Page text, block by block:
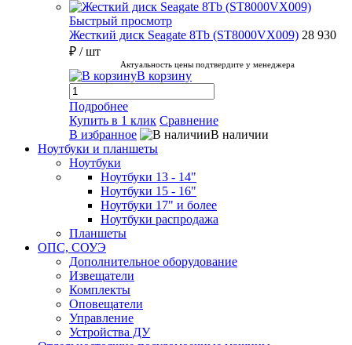
Быстрый просмотр
Жесткий диск Seagate 8Tb (ST8000VX009) 28 930
₽ / шт
Актуальность цены подтвердите у менеджера
В корзину
Подробнее
Купить в 1 клик Сравнение
В избранное
В наличии
Ноутбуки и планшеты
Ноутбуки
Ноутбуки 13 - 14"
Ноутбуки 15 - 16"
Ноутбуки 17" и более
Ноутбуки распродажа
Планшеты
ОПС, СОУЭ
Дополнительное оборудование
Извещатели
Комплекты
Оповещатели
Управление
Устройства ДУ